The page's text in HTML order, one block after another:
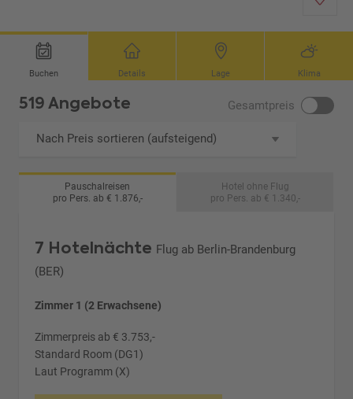
Buchen Details Lage Klima
519 Angebote Gesamtpreis
Nach Preis sortieren (aufsteigend)
Pauschalreisen
pro Pers. ab € 1.876,-
Hotel ohne Flug
pro Pers. ab € 1.340,-
7 Hotelnächte Flug ab Berlin-Brandenburg
(BER)
Zimmer 1 (2 Erwachsene)
Zimmerpreis ab € 3.753,-
Standard Room (DG1)
Laut Programm (X)